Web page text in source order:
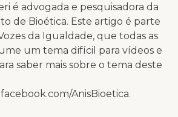
é advogada e pesquisadora da
de Bioética. Este artigo é parte
da Igualdade, que todas as
um tema difícil para vídeos e
saber mais sobre o tema deste
AnisBioetica.